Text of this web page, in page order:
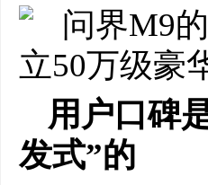
用户口碑
发式”的